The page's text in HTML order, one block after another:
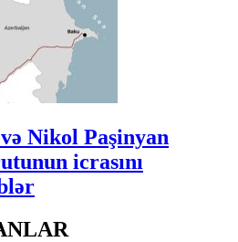
Nikol Paşinyan
icrasını